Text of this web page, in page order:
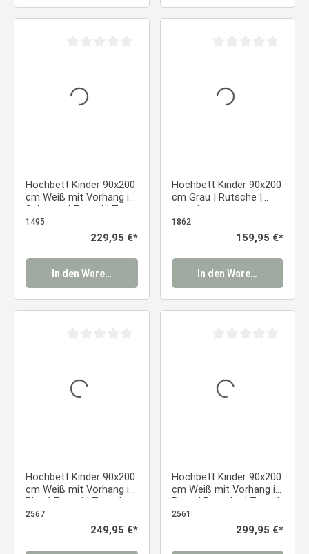
Hochbett Kinder 90x200
cm Weiß mit Vorhang in
Schwarz | Tunnel | Turm
| Rutsche | ohne
Lattenrost | Pirat |
1495
Regulärer Preis:
229,95 €*
In den Warenkorb
Hochbett Kinder 90x200
cm Grau | Rutsche |
ohne Lattenrost
1862
Regulärer Preis:
159,95 €*
In den Warenkorb
Hochbett Kinder 90x200
cm Weiß mit Vorhang in
Blau | Tunnel | Turm |
Rutsche | mit
2567
Regulärer Preis:
249,95 €*
Hochbett Kinder 90x200
cm Weiß mit Vorhang in
Rosa | Rutsche | Turm |
| Tunnel |mit Lattenrost
| mit Matratze
2561
Regulärer Preis:
299,95 €*